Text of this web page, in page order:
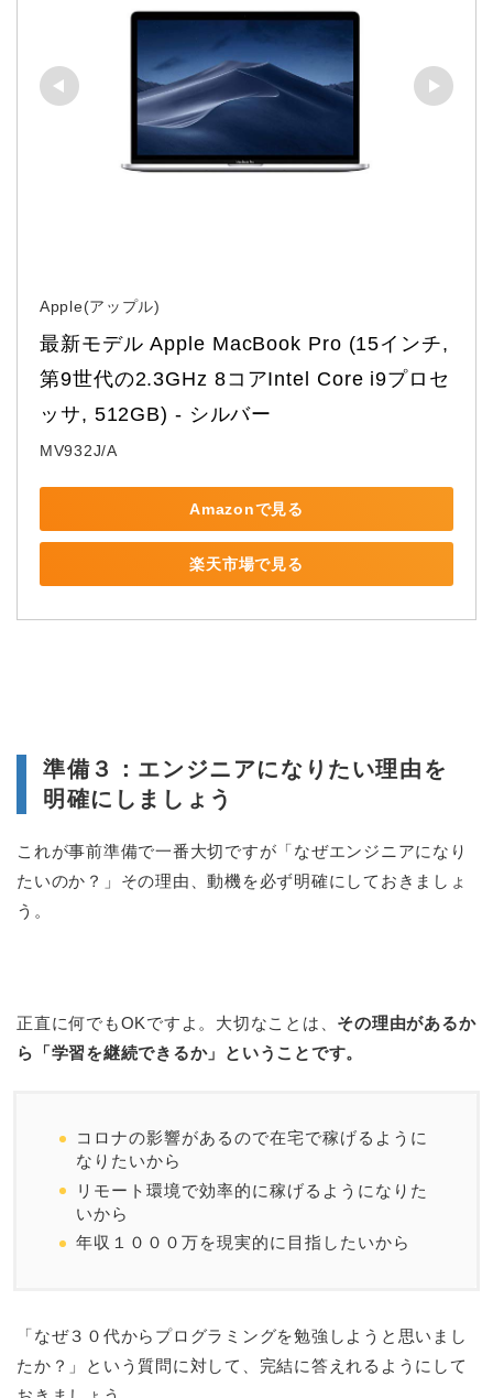
Apple(アップル)
最新モデル Apple MacBook Pro (15インチ,
第9世代の2.3GHz 8コアIntel Core i9プロセ
ッサ, 512GB) - シルバー
MV932J/A
Amazonで見る
楽天市場で見る
準備３：エンジニアになりたい理由を
明確にしましょう
これが事前準備で一番大切ですが「なぜエンジニアになり
たいのか？」その理由、動機を必ず明確にしておきましょ
う。
正直に何でもOKですよ。大切なことは、 その理由があるか
ら「学習を継続できるか」ということです。
コロナの影響があるので在宅で稼げるように
なりたいから
リモート環境で効率的に稼げるようになりた
いから
年収１０００万を現実的に目指したいから
「なぜ３０代からプログラミングを勉強しようと思いまし
たか？」という質問に対して、完結に答えれるようにして